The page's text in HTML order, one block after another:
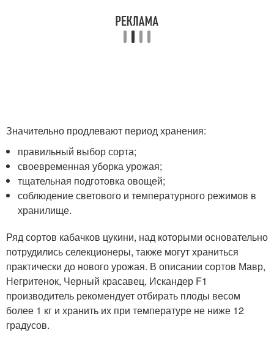
Значительно продлевают период хранения:
правильный выбор сорта;
своевременная уборка урожая;
тщательная подготовка овощей;
соблюдение светового и температурного режимов в
хранилище.
Ряд сортов кабачков цукини, над которыми основательно
потрудились селекционеры, также могут храниться
практически до нового урожая. В описании сортов Мавр,
Негритенок, Черный красавец, Искандер F1
производитель рекомендует отбирать плоды весом
более 1 кг и хранить их при температуре не ниже 12
градусов.